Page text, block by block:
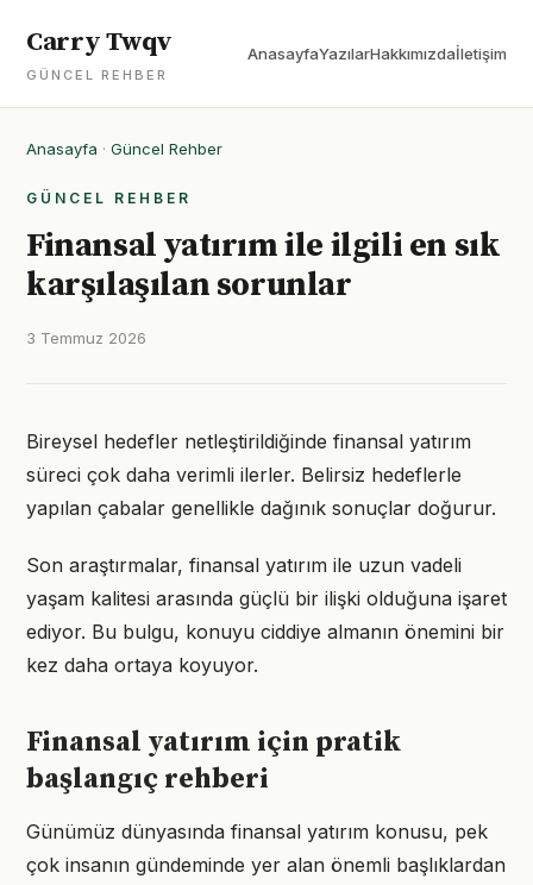
Carry Twqv
GÜNCEL REHBER
AnasayfaYazılarHakkımızdaİletişim
Anasayfa · Güncel Rehber
GÜNCEL REHBER
Finansal yatırım ile ilgili en sık
karşılaşılan sorunlar
3 Temmuz 2026
Bireysel hedefler netleştirildiğinde finansal yatırım
süreci çok daha verimli ilerler. Belirsiz hedeflerle
yapılan çabalar genellikle dağınık sonuçlar doğurur.
Son araştırmalar, finansal yatırım ile uzun vadeli
yaşam kalitesi arasında güçlü bir ilişki olduğuna işaret
ediyor. Bu bulgu, konuyu ciddiye almanın önemini bir
kez daha ortaya koyuyor.
Finansal yatırım için pratik
başlangıç rehberi
Günümüz dünyasında finansal yatırım konusu, pek
çok insanın gündeminde yer alan önemli başlıklardan